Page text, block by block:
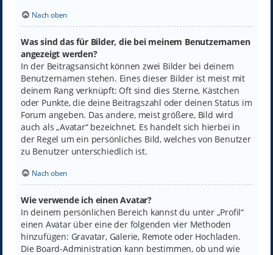
Nach oben
Was sind das für Bilder, die bei meinem Benutzernamen
angezeigt werden?
In der Beitragsansicht können zwei Bilder bei deinem
Benutzernamen stehen. Eines dieser Bilder ist meist mit
deinem Rang verknüpft: Oft sind dies Sterne, Kästchen
oder Punkte, die deine Beitragszahl oder deinen Status im
Forum angeben. Das andere, meist größere, Bild wird
auch als „Avatar“ bezeichnet. Es handelt sich hierbei in
der Regel um ein persönliches Bild, welches von Benutzer
zu Benutzer unterschiedlich ist.
Nach oben
Wie verwende ich einen Avatar?
In deinem persönlichen Bereich kannst du unter „Profil“
einen Avatar über eine der folgenden vier Methoden
hinzufügen: Gravatar, Galerie, Remote oder Hochladen.
Die Board-Administration kann bestimmen, ob und wie